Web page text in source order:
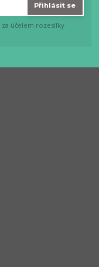
Přihlásit se
za účelem rozesílky